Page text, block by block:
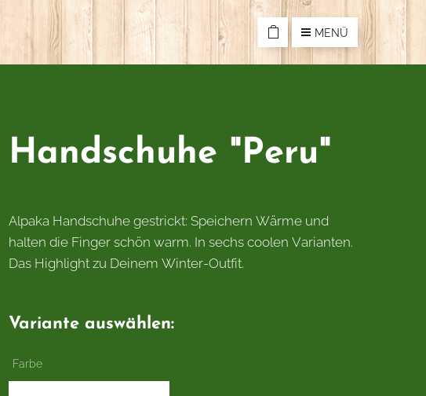
MENÜ
Handschuhe "Peru"
Alpaka Handschuhe gestrickt: Speichern Wärme und
halten die Finger schön warm. In sechs coolen Varianten.
Das Highlight zu Deinem Winter-Outfit.
Variante auswählen:
Farbe